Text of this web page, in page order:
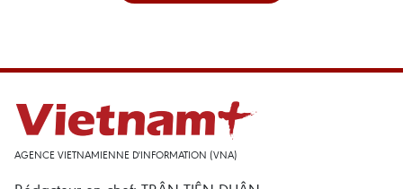
AGENCE VIETNAMIENNE D'INFORMATION (VNA)